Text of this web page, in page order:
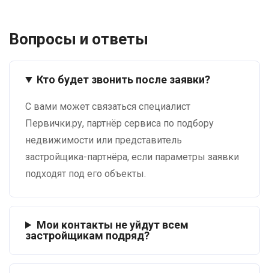
Вопросы и ответы
Кто будет звонить после заявки?
С вами может связаться специалист
Первички.ру, партнёр сервиса по подбору
недвижимости или представитель
застройщика-партнёра, если параметры заявки
подходят под его объекты.
Мои контакты не уйдут всем
застройщикам подряд?